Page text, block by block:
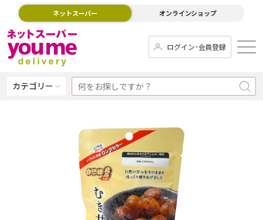
ネットスーパー オンラインショップ
ログイン･会員登録
カテゴリー